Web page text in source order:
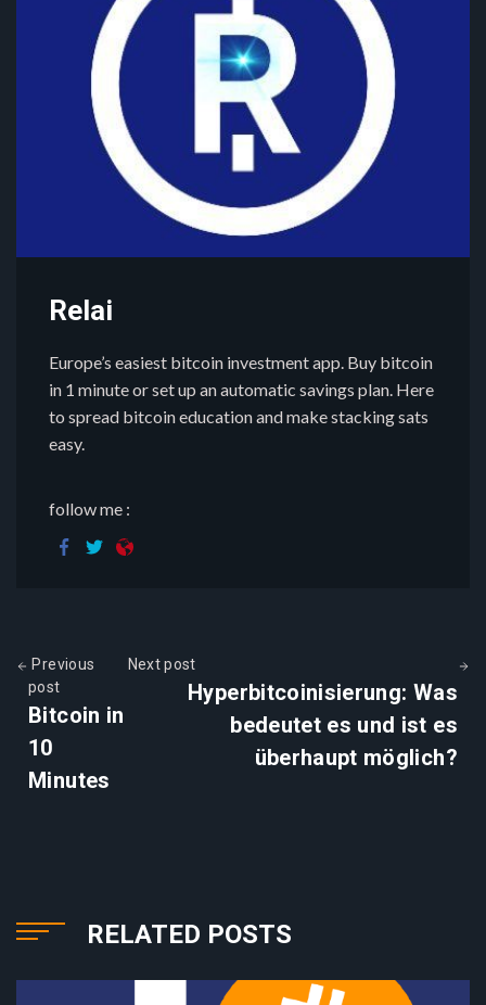
Relai
Europe’s easiest bitcoin investment app. Buy bitcoin
in 1 minute or set up an automatic savings plan. Here
to spread bitcoin education and make stacking sats
easy.
follow me :
Previous
post
Bitcoin in
10
Minutes
Next post
Hyperbitcoinisierung: Was
bedeutet es und ist es
überhaupt möglich?
RELATED POSTS